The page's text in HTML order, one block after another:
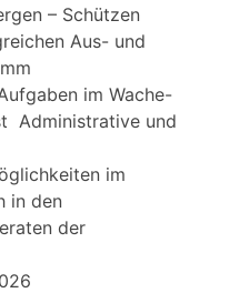
– Schützen
Aus- und
im Wache-
Administrative und
im
in den
der